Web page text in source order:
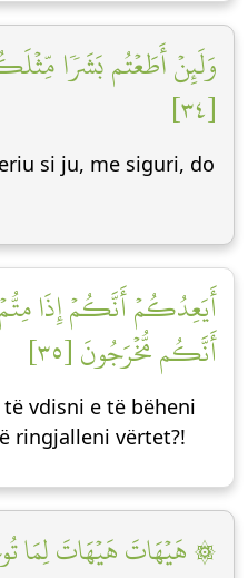
وَلَئِنۡ أَطَعۡتُم بَشَرٗا
[٣٤]
si ju, me siguri, do
أَيَعِدُكُمۡ أَنَّكُمۡ إِذَا مِتُّمۡ
أَنَّكُم مُّخۡرَجُونَ [٣٥]
vdisni e të bëheni
ringjalleni vërtet?!
۞ هَيۡهَاتَ هَيۡهَاتَ لِمَا